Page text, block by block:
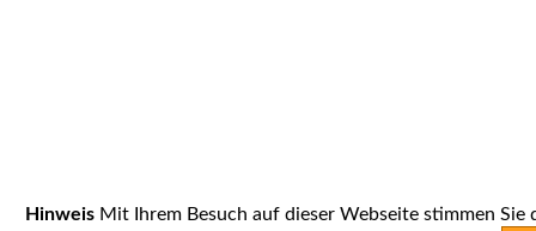
HinweisMit Ihrem Besuch auf dieser Webseite stimmen Sie